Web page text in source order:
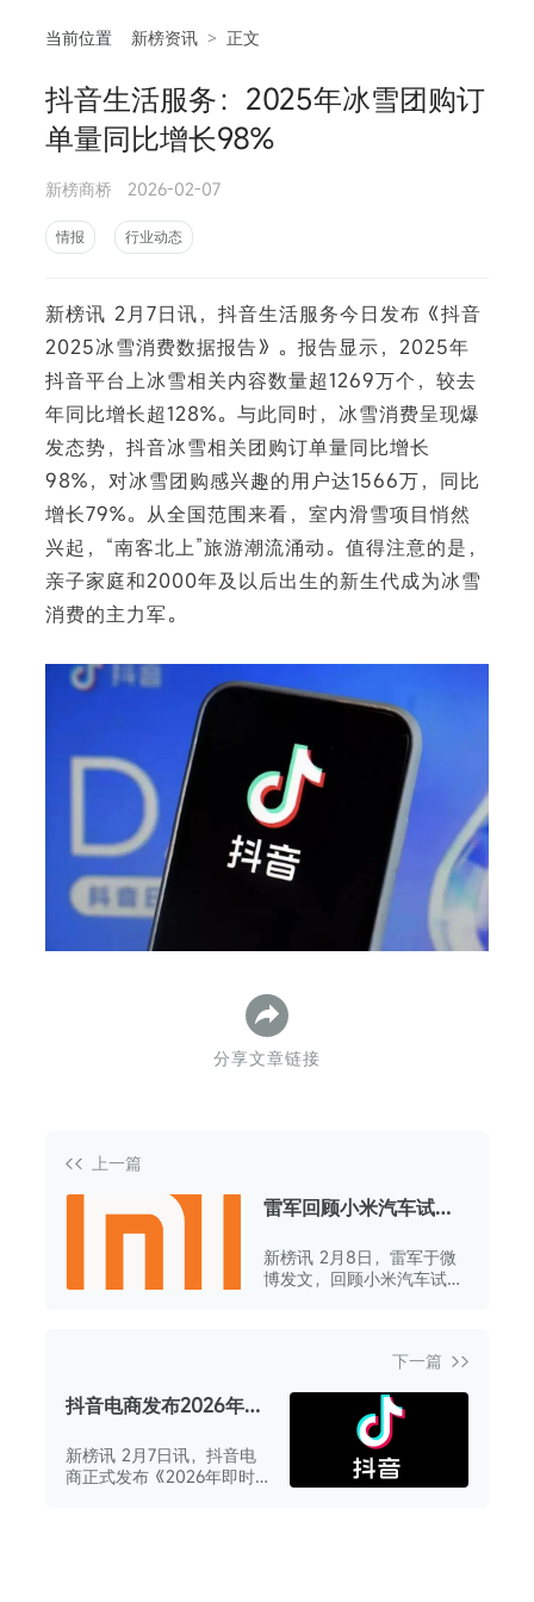
当前位置 新榜资讯 > 正文
抖音生活服务：2025年冰雪团购订
单量同比增长98%
新榜商桥 2026-02-07
情报 行业动态
新榜讯 2月7日讯，抖音生活服务今日发布《抖音
2025冰雪消费数据报告》。报告显示，2025年
抖音平台上冰雪相关内容数量超1269万个，较去
年同比增长超128%。与此同时，冰雪消费呈现爆
发态势，抖音冰雪相关团购订单量同比增长
98%，对冰雪团购感兴趣的用户达1566万，同比
增长79%。从全国范围来看，室内滑雪项目悄然
兴起，“南客北上”旅游潮流涌动。值得注意的是，
亲子家庭和2000年及以后出生的新生代成为冰雪
消费的主力军。
分享文章链接
上一篇
雷军回顾小米汽车试验
新榜讯 2月8日，雷军于微
博发文，回顾小米汽车试验
下一篇
抖音电商发布2026年即
公告
新榜讯 2月7日讯，抖音电
商正式发布《2026年即时